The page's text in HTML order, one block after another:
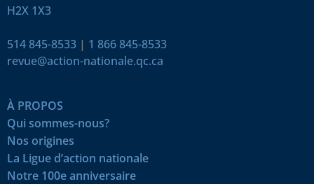
H2X 1X3
514 845-8533 | 1 866 845-8533
revue@action-nationale.qc.ca
À PROPOS
Qui sommes-nous?
Nos origines
La Ligue d’action nationale
Notre 100e anniversaire